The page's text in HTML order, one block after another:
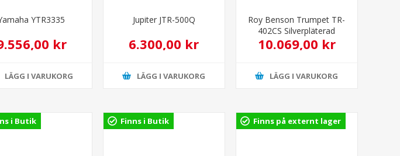
YTR3335
kr
LÄGG I VARUKORG
Jupiter JTR-500Q
6.300,00 kr
LÄGG I VARUKORG
Roy Benson Trumpet TR-
402CS Silverpläterad
10.069,00 kr
LÄGG I VARUKORG
i Butik Finns i Butik Finns på externt lager